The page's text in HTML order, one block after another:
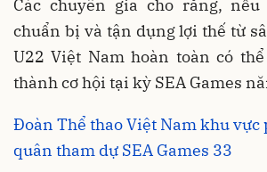
Các chuyên gia cho rằng,
chuẩn bị và tận dụng lợi thế từ
U22 Việt Nam hoàn toàn có
thành cơ hội tại kỳ SEA Games
Đoàn Thể thao Việt Nam khu vực
quân tham dự SEA Games 33